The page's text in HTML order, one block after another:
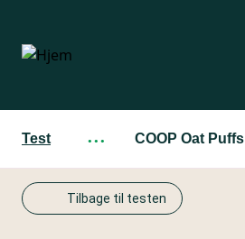
hovedindhold
Test ··· COOP Oat Puffs
Tilbage til testen